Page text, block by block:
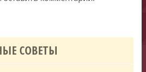
СОВЕТЫ